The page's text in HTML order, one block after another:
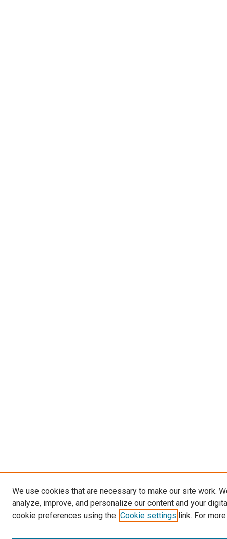
We use cookies that are necessary to make our site work.
analyze, improve, and personalize our content and your
cookie preferences using the Cookie settings link. For